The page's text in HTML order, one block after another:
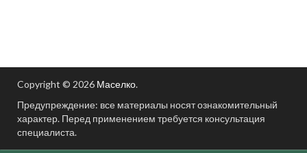
Copyright © 2026 Маселко.
Предупреждение: все материалы носят ознакомительный
характер. Перед применением требуется консультация
специалиста.